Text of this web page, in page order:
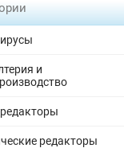
и
редакторы